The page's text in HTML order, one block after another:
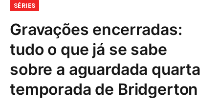
SÉRIES
Gravações encerradas:
tudo o que já se sabe
sobre a aguardada quarta
temporada de Bridgerton